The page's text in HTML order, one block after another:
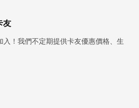
友
入！我們不定期提供卡友優惠價格、生